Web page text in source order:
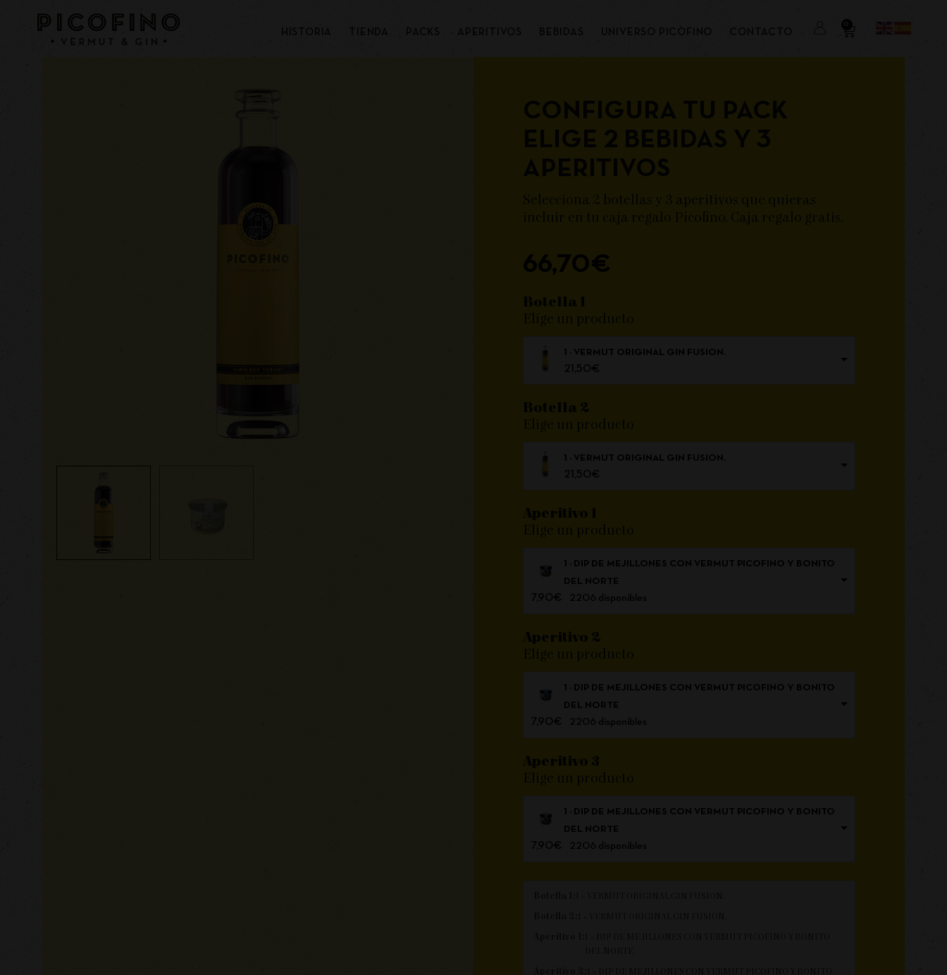
0
66,70€
1 × VERMUT ORIGINAL GIN FUSION.
21,50 €
1 × VERMUT ORIGINAL GIN FUSION.
21,50 €
1 × DIP DE MEJILLONES CON VERMUT PICOFINO Y BONITO
DEL NORTE
7,90 € 2206 disponibles
1 × DIP DE MEJILLONES CON VERMUT PICOFINO Y BONITO
DEL NORTE
7,90 € 2206 disponibles
1 × DIP DE MEJILLONES CON VERMUT PICOFINO Y BONITO
DEL NORTE
7,90 € 2206 disponibles